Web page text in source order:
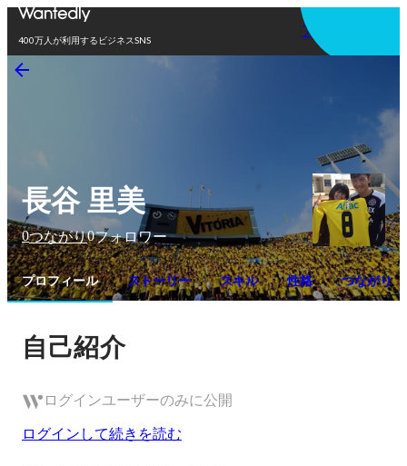
400万人が利用するビジネスSNS
アプリを使う
長谷 里美
0つながり0フォロワー
プロフィール ストーリー スキル 性格 つながり
自己紹介
ログインユーザーのみに公開
ログインして続きを読む